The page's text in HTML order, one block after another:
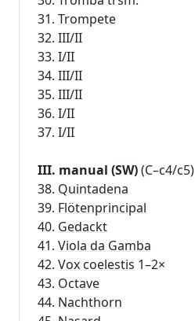
31. Trompete
32. III/II
33. I/II
34. III/II
35. III/II
36. I/II
37. I/II
III. manual (SW)(C–c4/c5)
38. Quintadena
39. Flötenprincipal
40. Gedackt
41. Viola da Gamba
42. Vox coelestis 1–2×
43. Octave
44. Nachthorn